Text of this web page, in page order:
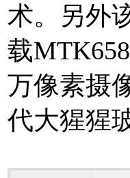
术。另外
载
万像素摄
代大猩猩